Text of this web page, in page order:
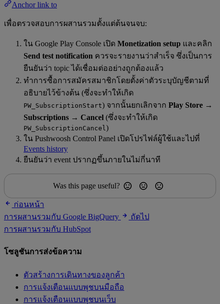
Anchor link to
เพื่อตรวจสอบการผสานรวมตั้งแต่ต้นจนจบ:
ใน Google Play Console เปิด Monetization setup และคลิก
Send test notification ควรจะรายงานว่าสำเร็จ ซึ่งเป็นการ
ยืนยันว่า topic ได้เชื่อมต่ออย่างถูกต้องแล้ว
ทำการซื้อการสมัครสมาชิกโดยตั้งค่าตัวระบุบัญชีตามที่
อธิบายไว้ข้างต้น (ซึ่งจะทำให้เกิด
PW_SubscriptionStart) จากนั้นยกเลิกจาก Play Store →
Subscriptions → Cancel (ซึ่งจะทำให้เกิด
PW_SubscriptionCancel)
ใน Pushwoosh Control Panel เปิดโปรไฟล์ผู้ใช้และไปที่
Events history
ยืนยันว่า event ปรากฏขึ้นภายในไม่กี่นาที
Was this page useful?
ก่อนหน้า
การผสานรวมกับ Google BigQuery
ถัดไป
การผสานรวมกับ HubSpot
โซลูชันการส่งข้อความ
ตัวสร้างการเดินทางของลูกค้า
การแจ้งเตือนแบบพุชบนมือถือ
การแจ้งเตือนแบบพุชบนเว็บ